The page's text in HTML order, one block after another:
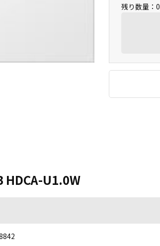
残り数量：0
HDCA-U1.0W